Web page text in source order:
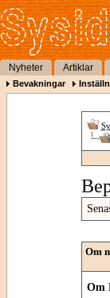
Nyheter Artiklar
Bevakningar
Om
Om